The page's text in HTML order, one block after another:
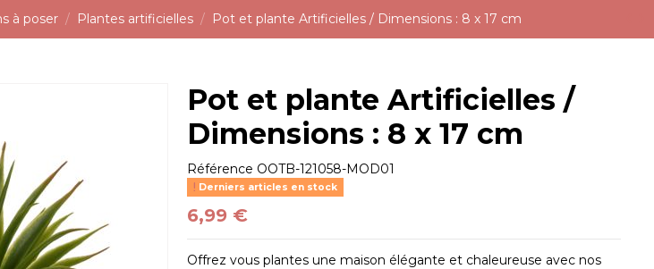
à poser Plantes artificielles Pot et plante Artificielles / Dimensions : 8 x 17 cm
Pot et plante Artificielles /
Dimensions : 8 x 17 cm
Référence OOTB-121058-MOD01
Derniers articles en stock
6,99 €
Offrez vous plantes une maison élégante et chaleureuse avec nos